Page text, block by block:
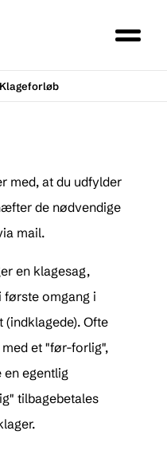
Klageforløb
med, at du udfylder
de nødvendige
mail.
en klagesag,
første omgang i
Ofte
et "før-forlig",
en egentlig
tilbagebetales